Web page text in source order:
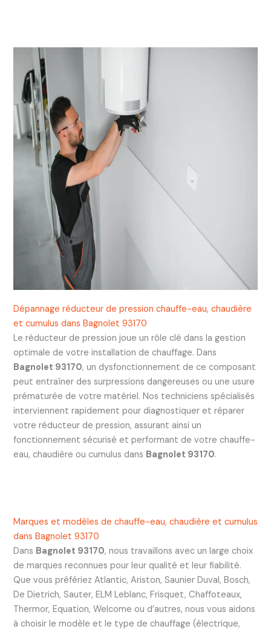
Dépannage réducteur de pression chauffe-eau, chaudière
et cumulus dans Bagnolet 93170
Le réducteur de pression joue un rôle clé dans la gestion
optimale de votre installation de chauffage. Dans
Bagnolet 93170, un dysfonctionnement de ce composant
peut entraîner des surpressions dangereuses ou une usure
prématurée de votre matériel. Nos techniciens spécialisés
interviennent rapidement pour diagnostiquer et réparer
votre réducteur de pression, assurant ainsi un
fonctionnement sécurisé et performant de votre chauffe-
eau, chaudière ou cumulus dans Bagnolet 93170.
Marques et modèles de chauffe-eau, chaudière et cumulus
dans Bagnolet 93170
Dans Bagnolet 93170, nous travaillons avec un large choix
de marques reconnues pour leur qualité et leur fiabilité.
Que vous préfériez Atlantic, Ariston, Saunier Duval, Bosch,
De Dietrich, Sauter, ELM Leblanc, Frisquet, Chaffoteaux,
Thermor, Equation, Welcome ou d’autres, nous vous aidons
à choisir le modèle et le type de chauffage (électrique,